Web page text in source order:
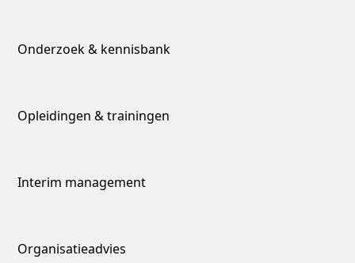
Onderzoek & kennisbank
Opleidingen & trainingen
Interim management
Organisatieadvies